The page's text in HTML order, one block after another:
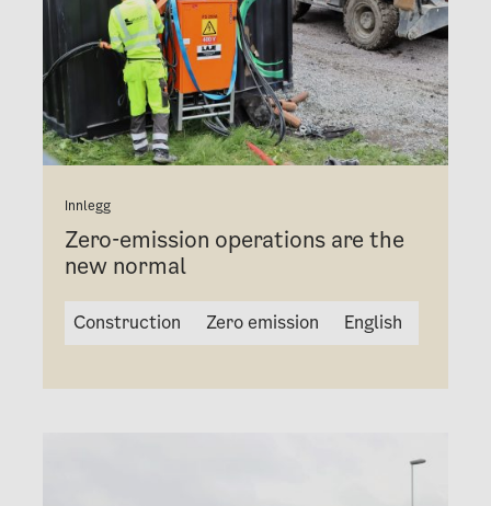
Innlegg
Zero-emission operations are the
new normal
Construction Zero emission English